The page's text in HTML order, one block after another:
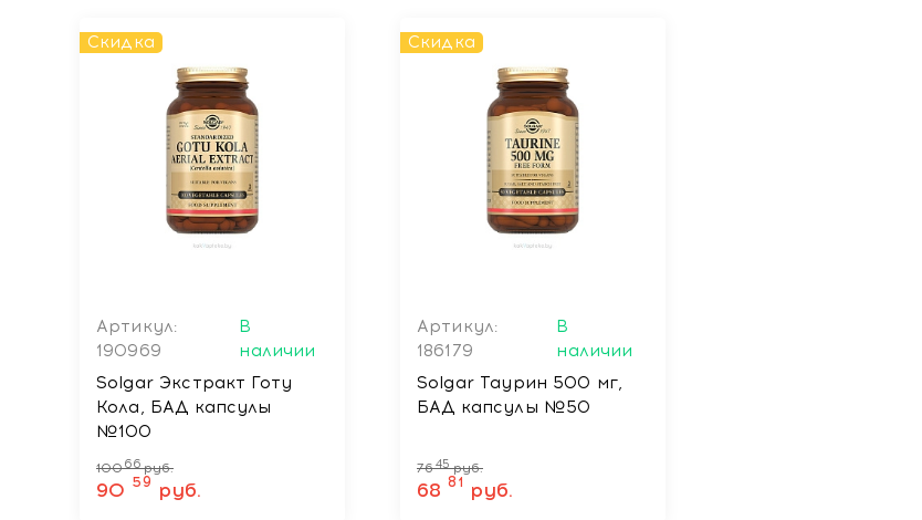
Скидка
Артикул:
190969
В
наличии
Solgar Экстракт Готу
Кола, БАД капсулы
№100
10066 руб.
90 59 руб.
Скидка
Артикул:
186179
В
наличии
Solgar Таурин 500 мг,
БАД капсулы №50
7645 руб.
68 81 руб.